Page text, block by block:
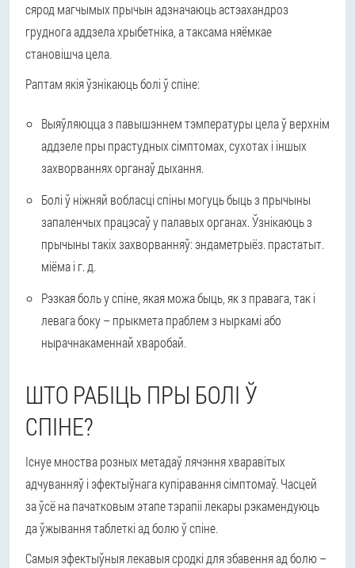
сярод магчымых прычын адзначаюць астэахандроз
груднога аддзела хрыбетніка, а таксама няёмкае
становішча цела.
Раптам якія ўзнікаюць болі ў спіне:
Выяўляюцца з павышэннем тэмпературы цела ў верхнім
аддзеле пры прастудных сімптомах, сухотах і іншых
захворваннях органаў дыхання.
Болі ў ніжняй вобласці спіны могуць быць з прычыны
запаленчых працэсаў у палавых органах. Ўзнікаюць з
прычыны такіх захворванняў: эндаметрыёз. прастатыт.
міёма і г. д.
Рэзкая боль у спіне, якая можа быць, як з правага, так і
левага боку – прыкмета праблем з ныркамі або
нырачнакаменнай хваробай.
ШТО РАБІЦЬ ПРЫ БОЛІ Ў
СПІНЕ?
Існуе мноства розных метадаў лячэння хваравітых
адчуванняў і эфектыўнага купіравання сімптомаў. Часцей
за ўсё на пачатковым этапе тэрапіі лекары рэкамендуюць
да ўжывання таблеткі ад болю ў спіне.
Самыя эфектыўныя лекавыя сродкі для збавення ад болю –